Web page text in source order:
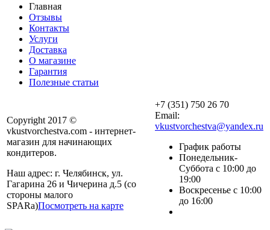
Главная
Отзывы
Контакты
Услуги
Доставка
О магазине
Гарантия
Полезные статьи
Copyright 2017 ©
vkustvorchestva.com - интернет-
магазин для начинающих
кондитеров.
Наш адрес: г. Челябинск, ул.
Гагарина 26 и Чичерина д.5 (со
стороны малого
SPARa)Посмотреть на карте
+7 (351) 750 26 70
Email:
vkustvorchestva@yandex.ru
График работы
Понедельник-
Суббота с 10:00 до
19:00
Воскресенье с 10:00
до 16:00